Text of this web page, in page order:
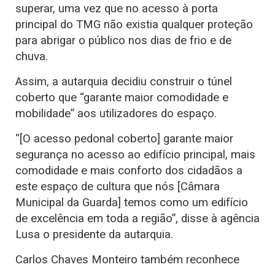
superar, uma vez que no acesso à porta
principal do TMG não existia qualquer proteção
para abrigar o público nos dias de frio e de
chuva.
Assim, a autarquia decidiu construir o túnel
coberto que “garante maior comodidade e
mobilidade” aos utilizadores do espaço.
“[O acesso pedonal coberto] garante maior
segurança no acesso ao edifício principal, mais
comodidade e mais conforto dos cidadãos a
este espaço de cultura que nós [Câmara
Municipal da Guarda] temos como um edifício
de excelência em toda a região”, disse à agência
Lusa o presidente da autarquia.
Carlos Chaves Monteiro também reconhece